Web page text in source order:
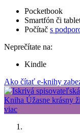
Pocketbook
Smartfón či
Počítač s
Neprečítate na:
Kindle
Ako čítať e-knihy